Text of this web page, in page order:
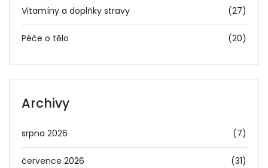
Vitamíny a doplňky stravy (27)
Péče o tělo (20)
Archivy
srpna 2026 (7)
července 2026 (31)